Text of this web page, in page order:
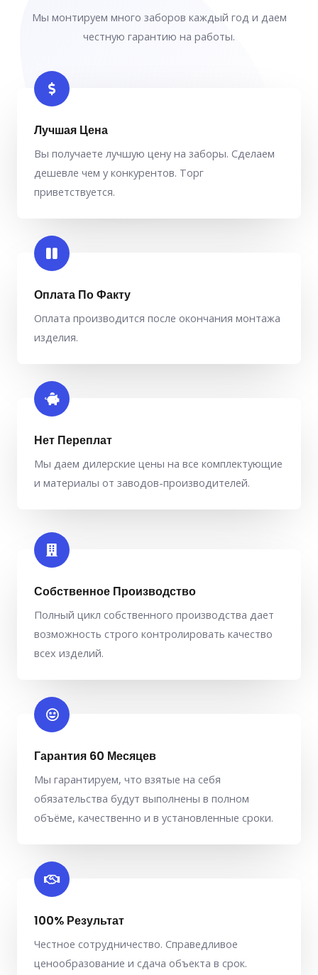
Мы монтируем много заборов каждый год и даем
честную гарантию на работы.
Лучшая Цена
Вы получаете лучшую цену на заборы. Сделаем
дешевле чем у конкурентов. Торг
приветствуется.
Оплата По Факту
Оплата производится после окончания монтажа
изделия.
Нет Переплат
Мы даем дилерские цены на все комплектующие
и материалы от заводов-производителей.
Собственное Производство
Полный цикл собственного производства дает
возможность строго контролировать качество
всех изделий.
Гарантия 60 Месяцев
Мы гарантируем, что взятые на себя
обязательства будут выполнены в полном
объёме, качественно и в установленные сроки.
100% Результат
Честное сотрудничество. Справедливое
ценообразование и сдача объекта в срок.